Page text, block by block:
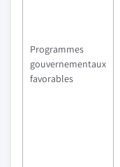
Programmes
gouvernementaux
favorables